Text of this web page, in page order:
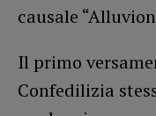
causale
Il primo
Confedilizia